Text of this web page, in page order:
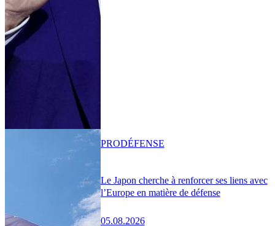
Le Japon cherche à renforcer ses liens avec
l’Europe en matière de défense
05.08.2026
PRODÉFENSE